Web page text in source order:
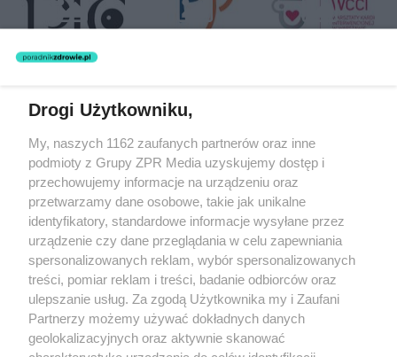
Żaden utwór zamieszczony w serwisie nie może być powielany i
rozpowszechniany lub dalej rozpowszechniany w jakikolwiek sposób
(w tym także elektroniczny lub mechaniczny) na jakimkolwiek polu
eksploatacji w jakiejkolwiek formie, włącznie z umieszczaniem w
Internecie bez pisemnej zgody właściciela praw. Jakiekolwiek użycie
lub wykorzystanie utworów w całości lub w części z naruszeniem
prawa, tzn. bez właściwej zgody, jest zabronione pod groźbą kary i
może być ścigane prawnie.
Drogi Użytkowniku,
My, naszych 1162 zaufanych partnerów oraz inne
podmioty z Grupy ZPR Media uzyskujemy dostęp i
przechowujemy informacje na urządzeniu oraz
przetwarzamy dane osobowe, takie jak unikalne
identyfikatory, standardowe informacje wysyłane przez
urządzenie czy dane przeglądania w celu zapewniania
spersonalizowanych reklam, wybór spersonalizowanych
treści, pomiar reklam i treści, badanie odbiorców oraz
ulepszanie usług. Za zgodą Użytkownika my i Zaufani
Partnerzy możemy używać dokładnych danych
geolokalizacyjnych oraz aktywnie skanować